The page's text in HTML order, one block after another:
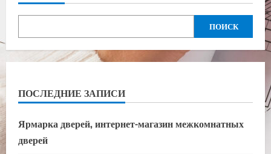
ПОИСК
ПОСЛЕДНИЕ ЗАПИСИ
Ярмарка дверей, интернет-магазин межкомнатных
дверей